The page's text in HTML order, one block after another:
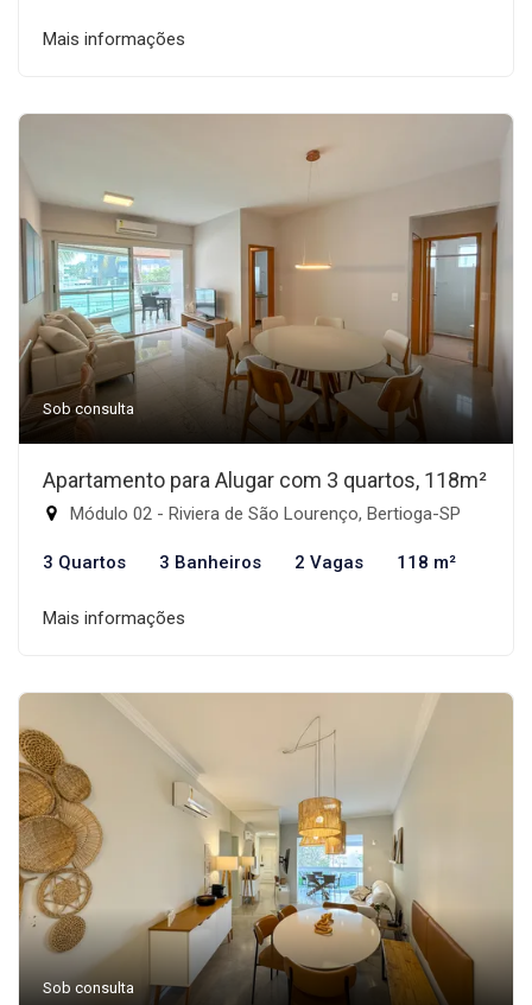
Mais informações
Sob consulta
Apartamento para Alugar com 3 quartos, 118m²
Módulo 02 - Riviera de São Lourenço, Bertioga-SP
3 Quartos 3 Banheiros 2 Vagas 118 m²
Mais informações
Sob consulta